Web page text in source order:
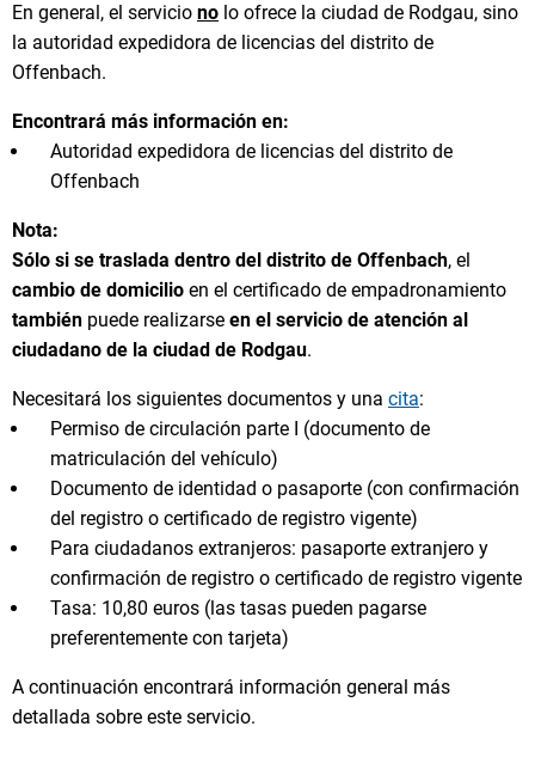
En general, el servicio no lo ofrece la ciudad de Rodgau, sino
la autoridad expedidora de licencias del distrito de
Offenbach.
Encontrará más información en:
Autoridad expedidora de licencias del distrito de
Offenbach
Nota:
Sólo si se traslada dentro del distrito de Offenbach, el
cambio de domicilio en el certificado de empadronamiento
también puede realizarse en el servicio de atención al
ciudadano de la ciudad de Rodgau.
Necesitará los siguientes documentos y una cita:
Permiso de circulación parte I (documento de
matriculación del vehículo)
Documento de identidad o pasaporte (con confirmación
del registro o certificado de registro vigente)
Para ciudadanos extranjeros: pasaporte extranjero y
confirmación de registro o certificado de registro vigente
Tasa: 10,80 euros (las tasas pueden pagarse
preferentemente con tarjeta)
A continuación encontrará información general más
detallada sobre este servicio.